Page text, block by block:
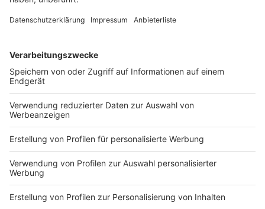
US-Giganten Microsoft. Das wirft nicht nur Fragen zur
wie viel Geld der Freistaat dafür ausgibt.
DEINE GEMERKTEN ARTIKEL
Du hast dir noch keine Artikel gemerkt
Markiere sie hierfür mit einem